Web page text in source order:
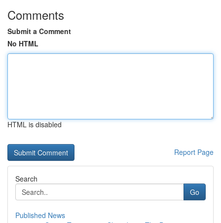
Comments
Submit a Comment
No HTML
HTML is disabled
Report Page
Search
Go
Published News